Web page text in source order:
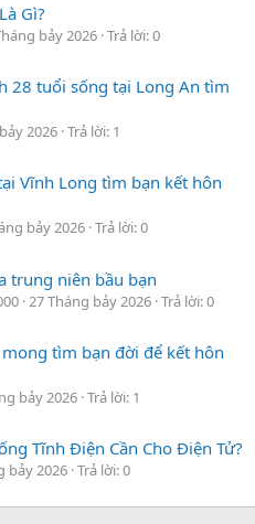
Gì?
bảy 2026 Trả lời: 0
28 tuổi sống tại Long An tìm
2026 Trả lời: 1
Vĩnh Long tìm bạn kết hôn
bảy 2026 Trả lời: 0
trung niên bầu bạn
27 Tháng bảy 2026 Trả lời: 0
tìm bạn đời để kết hôn
bảy 2026 Trả lời: 1
Tĩnh Điện Cần Cho Điện Tử?
bảy 2026 Trả lời: 0